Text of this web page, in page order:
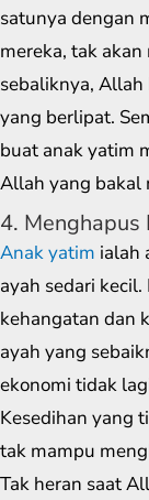
satunya dengan
mereka, tak
sebaliknya,
yang berlipat.
buat anak yatim
Allah yang bakal
4. Menghapus
Anak yatim ialah
ayah sedari
kehangatan dan
ayah yang
ekonomi tidak
Kesedihan yang
tak mampu
Tak heran saat